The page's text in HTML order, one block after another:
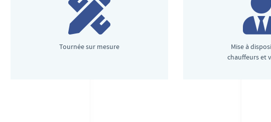
Tournée sur mesure
Mise à
chauffeurs et